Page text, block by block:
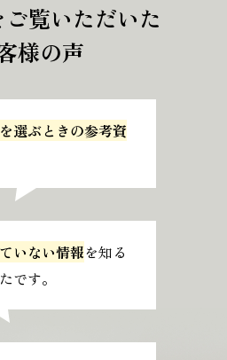
覧いただいた
様の声
いない情報を知る
です。
選ぶときの参考資